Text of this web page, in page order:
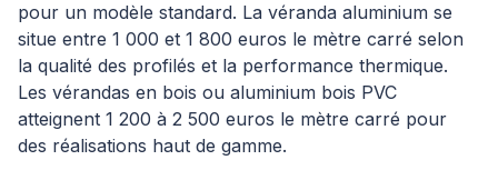
pour un modèle standard. La véranda aluminium se
situe entre 1 000 et 1 800 euros le mètre carré selon
la qualité des profilés et la performance thermique.
Les vérandas en bois ou aluminium bois PVC
atteignent 1 200 à 2 500 euros le mètre carré pour
des réalisations haut de gamme.